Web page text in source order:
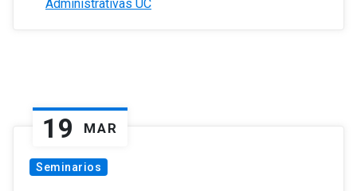
Administrativas UC
19 MAR
Seminarios